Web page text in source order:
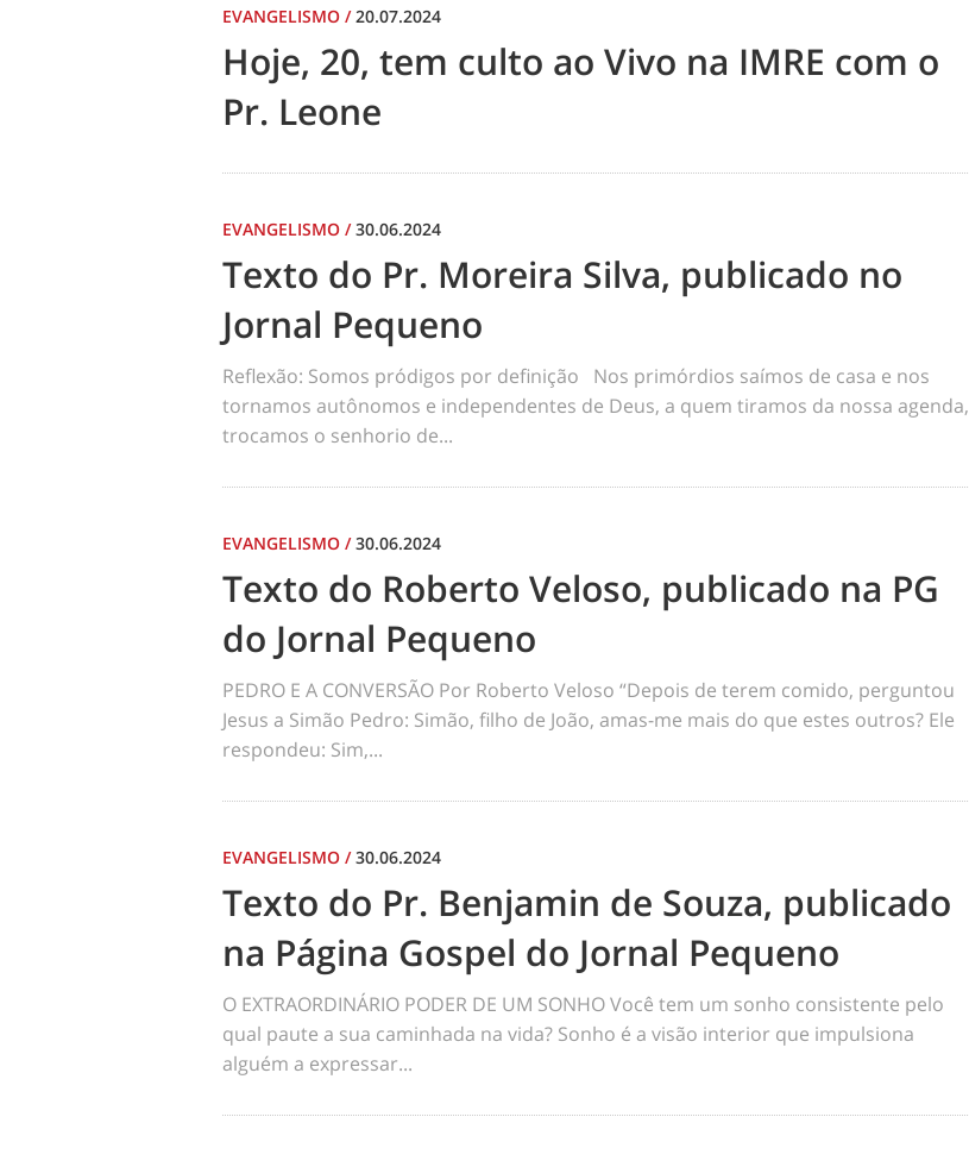
EVANGELISMO /20.07.2024
Hoje, 20, tem culto ao Vivo na IMRE com o
Pr. Leone
EVANGELISMO /30.06.2024
Texto do Pr. Moreira Silva, publicado no
Jornal Pequeno
Reflexão: Somos pródigos por definição Nos primórdios saímos de casa e nos
tornamos autônomos e independentes de Deus, a quem tiramos da nossa agenda,
trocamos o senhorio de...
EVANGELISMO /30.06.2024
Texto do Roberto Veloso, publicado na PG
do Jornal Pequeno
PEDRO E A CONVERSÃO Por Roberto Veloso “Depois de terem comido, perguntou
Jesus a Simão Pedro: Simão, filho de João, amas-me mais do que estes outros? Ele
respondeu: Sim,...
EVANGELISMO /30.06.2024
Texto do Pr. Benjamin de Souza, publicado
na Página Gospel do Jornal Pequeno
O EXTRAORDINÁRIO PODER DE UM SONHO Você tem um sonho consistente pelo
qual paute a sua caminhada na vida? Sonho é a visão interior que impulsiona
alguém a expressar...